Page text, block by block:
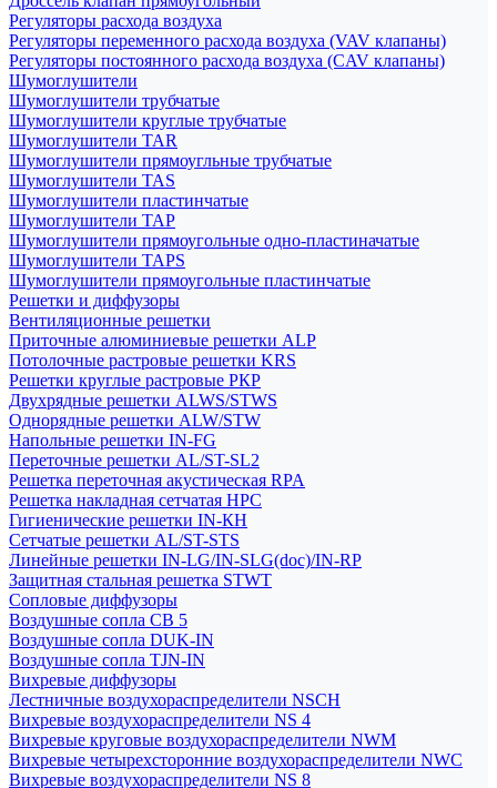
Регуляторы расхода воздуха
Регуляторы переменного расхода воздуха (VAV клапаны)
Регуляторы постоянного расхода воздуха (CAV клапаны)
Шумоглушители
Шумоглушители трубчатые
Шумоглушители круглые трубчатые
Шумоглушители TAR
Шумоглушители прямоугльные трубчатые
Шумоглушители TAS
Шумоглушители пластинчатые
Шумоглушители TAP
Шумоглушители прямоугольные одно-пластиначатые
Шумоглушители TAPS
Шумоглушители прямоугольные пластинчатые
Решетки и диффузоры
Вентиляционные решетки
Приточные алюминиевые решетки ALP
Потолочные растровые решетки KRS
Решетки круглые растровые РКР
Двухрядные решетки ALWS/STWS
Однорядные решетки ALW/STW
Напольные решетки IN-FG
Переточные решетки AL/ST-SL2
Решетка переточная акустическая RPA
Решетка накладная сетчатая НРС
Гигиенические решетки IN-КН
Сетчатые решетки AL/ST-STS
Линейные решетки IN-LG/IN-SLG(doc)/IN-RP
Защитная стальная решетка STWT
Сопловые диффузоры
Воздушные сопла СВ 5
Воздушные сопла DUK-IN
Воздушные сопла TJN-IN
Вихревые диффузоры
Лестничные воздухораспределители NSCH
Вихревые воздухораспределители NS 4
Вихревые круговые воздухораспределители NWM
Вихревые четырехсторонние воздухораспределители NWC
Вихревые воздухораспределители NS 8